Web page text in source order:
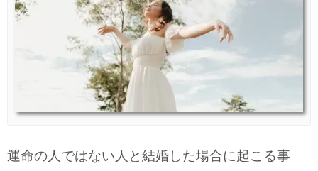
運命の人ではない人と結婚した場合に起こる事